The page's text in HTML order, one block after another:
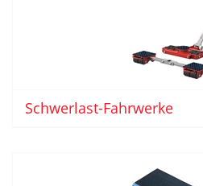
Schwerlast-Fahrwerke